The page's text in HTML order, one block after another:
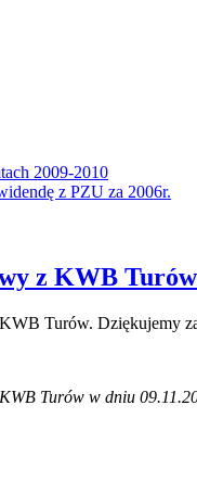
2009-2010
z PZU za 2006r.
z KWB
Turów. Dziękujemy
Turów w dniu